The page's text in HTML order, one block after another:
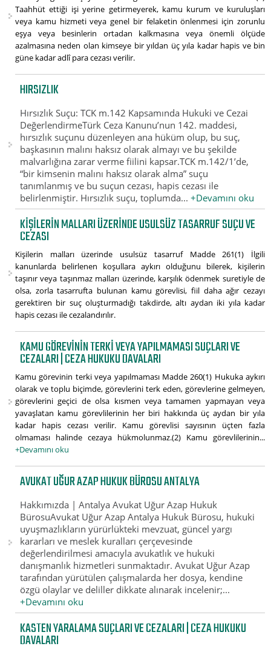
Taahhüt ettiği işi yerine getirmeyerek, kamu kurum ve kuruluşları
veya kamu hizmeti veya genel bir felaketin önlenmesi için zorunlu
eşya veya besinlerin ortadan kalkmasına veya önemli ölçüde
azalmasına neden olan kimseye bir yıldan üç yıla kadar hapis ve bin
güne kadar adlî para cezası verilir.
HIRSIZLIK
Hırsızlık Suçu: TCK m.142 Kapsamında Hukuki ve Cezai
DeğerlendirmeTürk Ceza Kanunu’nun 142. maddesi,
hırsızlık suçunu düzenleyen ana hüküm olup, bu suç,
başkasının malını haksız olarak almayı ve bu şekilde
malvarlığına zarar verme fiilini kapsar.TCK m.142/1’de,
“bir kimsenin malını haksız olarak alma” suçu
tanımlanmış ve bu suçun cezası, hapis cezası ile
belirlenmiştir. Hırsızlık suçu, toplumda...+Devamını oku
KIŞILERIN MALLARI ÜZERINDE USULSÜZ TASARRUF SUÇU VE
CEZASI
Kişilerin malları üzerinde usulsüz tasarruf Madde 261(1) İlgili
kanunlarda belirlenen koşullara aykırı olduğunu bilerek, kişilerin
taşınır veya taşınmaz malları üzerinde, karşılık ödenmek suretiyle de
olsa, zorla tasarrufta bulunan kamu görevlisi, fiil daha ağır cezayı
gerektiren bir suç oluşturmadığı takdirde, altı aydan iki yıla kadar
hapis cezası ile cezalandırılır.
KAMU GÖREVININ TERKI VEYA YAPILMAMASI SUÇLARI VE
CEZALARI | CEZA HUKUKU DAVALARI
Kamu görevinin terki veya yapılmaması Madde 260(1) Hukuka aykırı
olarak ve toplu biçimde, görevlerini terk eden, görevlerine gelmeyen,
görevlerini geçici de olsa kısmen veya tamamen yapmayan veya
yavaşlatan kamu görevlilerinin her biri hakkında üç aydan bir yıla
kadar hapis cezası verilir. Kamu görevlisi sayısının üçten fazla
olmaması halinde cezaya hükmolunmaz.(2) Kamu görevlilerinin...
+Devamını oku
AVUKAT UĞUR AZAP HUKUK BÜROSU ANTALYA
Hakkımızda | Antalya Avukat Uğur Azap Hukuk
BürosuAvukat Uğur Azap Antalya Hukuk Bürosu, hukuki
uyuşmazlıkların yürürlükteki mevzuat, güncel yargı
kararları ve meslek kuralları çerçevesinde
değerlendirilmesi amacıyla avukatlık ve hukuki
danışmanlık hizmetleri sunmaktadır. Avukat Uğur Azap
tarafından yürütülen çalışmalarda her dosya, kendine
özgü olaylar ve deliller dikkate alınarak incelenir;...
+Devamını oku
KASTEN YARALAMA SUÇLARI VE CEZALARI | CEZA HUKUKU
DAVALARI